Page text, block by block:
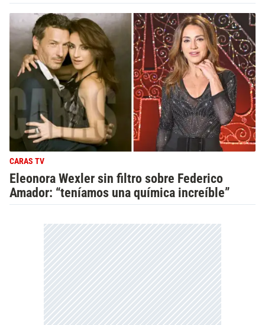
CARAS TV
Eleonora Wexler sin filtro sobre Federico
Amador: “teníamos una química increíble”